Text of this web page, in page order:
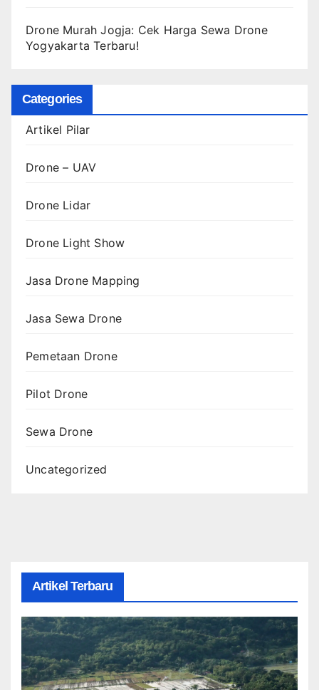
Drone Murah Jogja: Cek Harga Sewa Drone
Yogyakarta Terbaru!
Categories
Artikel Pilar
Drone – UAV
Drone Lidar
Drone Light Show
Jasa Drone Mapping
Jasa Sewa Drone
Pemetaan Drone
Pilot Drone
Sewa Drone
Uncategorized
Artikel Terbaru